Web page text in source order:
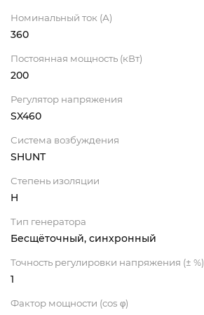
Номинальный ток (А)
360
Постоянная мощность (кВт)
200
Регулятор напряжения
SX460
Система возбуждения
SHUNT
Степень изоляции
H
Тип генератора
Бесщёточный, синхронный
Точность регулировки напряжения (± %)
1
Фактор мощности (cos φ)